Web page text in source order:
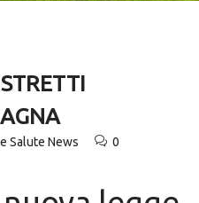
Salute News 0